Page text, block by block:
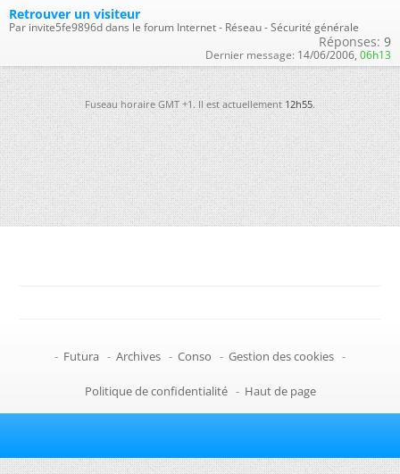
Retrouver un visiteur
Par invite5fe9896d dans le forum Internet - Réseau - Sécurité générale
Réponses: 9
Dernier message: 14/06/2006, 06h13
Fuseau horaire GMT +1. Il est actuellement12h55.
- Futura - Archives - Conso - Gestion des cookies -
Politique de confidentialité - Haut de page